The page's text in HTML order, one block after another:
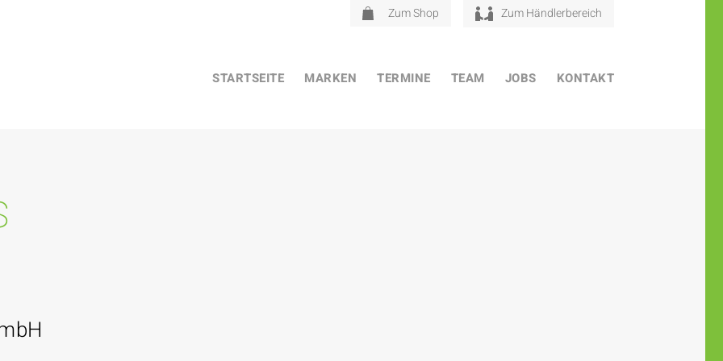
Zum Shop Zum Händlerbereich
STARTSEITE MARKEN TERMINE TEAM JOBS KONTAKT